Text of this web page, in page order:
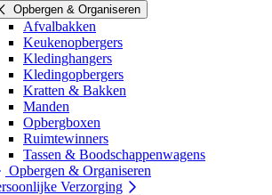
Opbergen & Organiseren
Afvalbakken
Keukenopbergers
Kledinghangers
Kledingopbergers
Kratten & Bakken
Manden
Opbergboxen
Ruimtewinners
Tassen & Boodschappenwagens
Opbergen & Organiseren
Verzorging